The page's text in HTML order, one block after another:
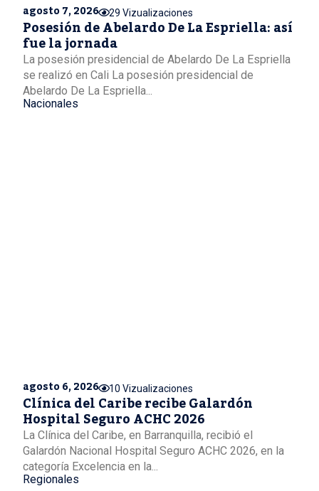
agosto 7, 2026 29 Vizualizaciones
Posesión de Abelardo De La Espriella: así
fue la jornada
La posesión presidencial de Abelardo De La Espriella
se realizó en Cali La posesión presidencial de
Abelardo De La Espriella...
Nacionales
agosto 6, 2026 10 Vizualizaciones
Clínica del Caribe recibe Galardón
Hospital Seguro ACHC 2026
La Clínica del Caribe, en Barranquilla, recibió el
Galardón Nacional Hospital Seguro ACHC 2026, en la
categoría Excelencia en la...
Regionales